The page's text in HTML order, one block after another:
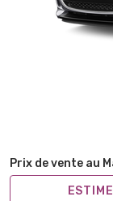
Prix de vente au